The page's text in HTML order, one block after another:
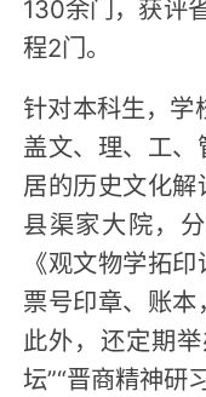
程2门。
针对本科生，学
盖文、理、工
居的历史文化
县渠家大院，
《观文物学拓
票号印章、账本
此外，还定期
坛”“晋商精神研